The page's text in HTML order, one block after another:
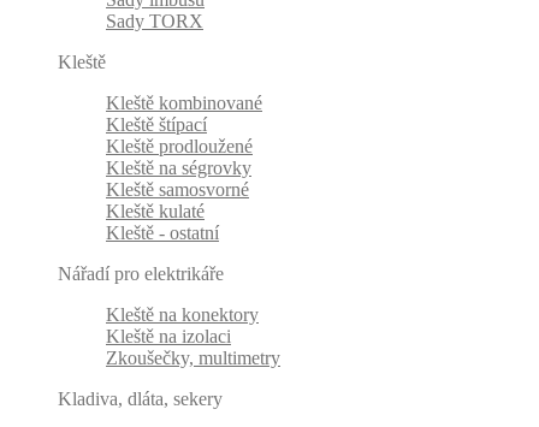
Sady TORX
Kleště
Kleště kombinované
Kleště štípací
Kleště prodloužené
Kleště na ségrovky
Kleště samosvorné
Kleště kulaté
Kleště - ostatní
Nářadí pro elektrikáře
Kleště na konektory
Kleště na izolaci
Zkoušečky, multimetry
Kladiva, dláta, sekery